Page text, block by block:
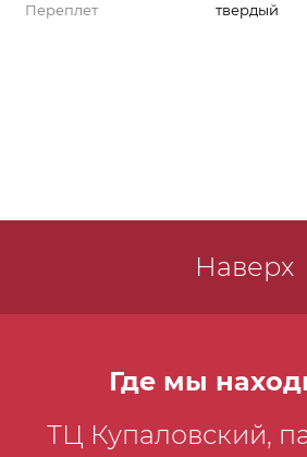
Переплет
твердый
Наверх
Где мы
ТЦ Купаловский,